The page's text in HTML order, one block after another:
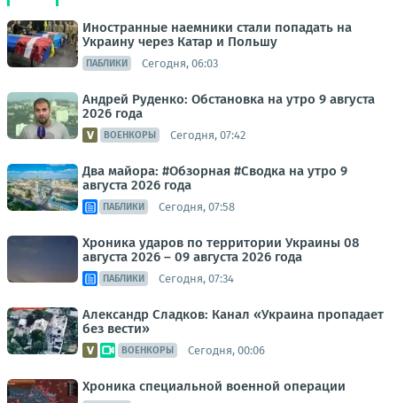
Иностранные наемники стали попадать на
Украину через Катар и Польшу
ПАБЛИКИ Сегодня, 06:03
Андрей Руденко: Обстановка на утро 9 августа
2026 года
ВОЕНКОРЫ Сегодня, 07:42
Два майора: #Обзорная #Сводка на утро 9
августа 2026 года
ПАБЛИКИ Сегодня, 07:58
Хроника ударов по территории Украины 08
августа 2026 – 09 августа 2026 года
ПАБЛИКИ Сегодня, 07:34
Александр Сладков: Канал «Украина пропадает
без вести»
ВОЕНКОРЫ Сегодня, 00:06
Хроника специальной военной операции